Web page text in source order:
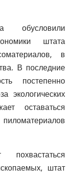
обусловили
штата
в
В последние
постепенно
экологических
оставаться
штат